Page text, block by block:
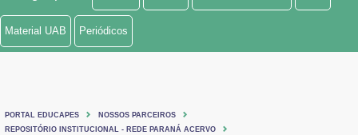
Ministério de Minas e Energia
Ministério do Turismo
Material UAB Periódicos
PORTAL EDUCAPES
NOSSOS PARCEIROS
REPOSITÓRIO INSTITUCIONAL - REDE PARANÁ ACERVO